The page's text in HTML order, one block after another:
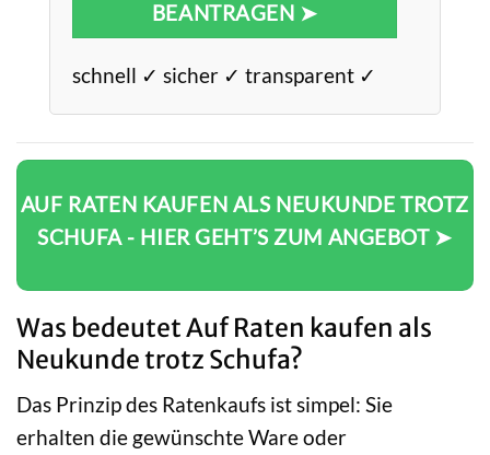
BEANTRAGEN ➤
schnell ✓ sicher ✓ transparent ✓
AUF RATEN KAUFEN ALS NEUKUNDE TROTZ
SCHUFA - HIER GEHT’S ZUM ANGEBOT ➤
Was bedeutet Auf Raten kaufen als
Neukunde trotz Schufa?
Das Prinzip des Ratenkaufs ist simpel: Sie
erhalten die gewünschte Ware oder